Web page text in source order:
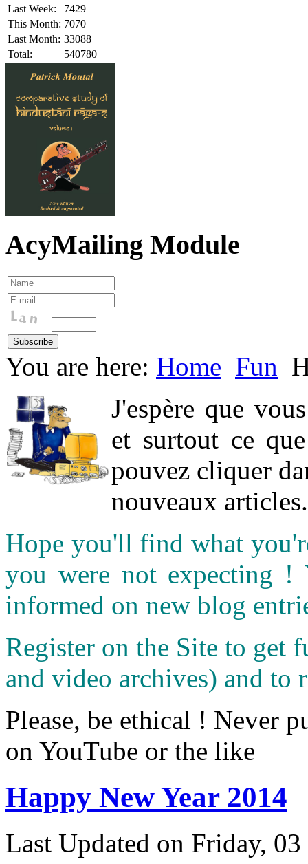
Last Week:
7429
This Month: 7070
Last Month: 33088
Total:
540780
AcyMailing Module
You are here: Home Fun
J'espère que
et surtout ce
pouvez cliquer
nouveaux articles.
Hope you'll find what
you were not expecting !
informed on new blog
Register on the Site to get
and video archives) and to
Please, be ethical ! Never
on YouTube or the like
Happy New Year 2014
Last Updated on Friday,